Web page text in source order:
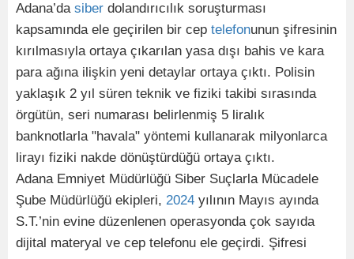
Adana’da siber dolandırıcılık soruşturması
kapsamında ele geçirilen bir cep telefonunun şifresinin
kırılmasıyla ortaya çıkarılan yasa dışı bahis ve kara
para ağına ilişkin yeni detaylar ortaya çıktı. Polisin
yaklaşık 2 yıl süren teknik ve fiziki takibi sırasında
örgütün, seri numarası belirlenmiş 5 liralık
banknotlarla "havala" yöntemi kullanarak milyonlarca
lirayı fiziki nakde dönüştürdüğü ortaya çıktı.
Adana Emniyet Müdürlüğü Siber Suçlarla Mücadele
Şube Müdürlüğü ekipleri, 2024 yılının Mayıs ayında
S.T.’nin evine düzenlenen operasyonda çok sayıda
dijital materyal ve cep telefonu ele geçirdi. Şifresi